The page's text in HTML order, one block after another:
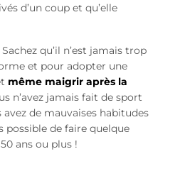
d’un coup et qu’elle
qu’il n’est jamais trop
et pour adopter une
même maigrir après la
n’avez jamais fait de sport
de mauvaises habitudes
de faire quelque
ans ou plus !